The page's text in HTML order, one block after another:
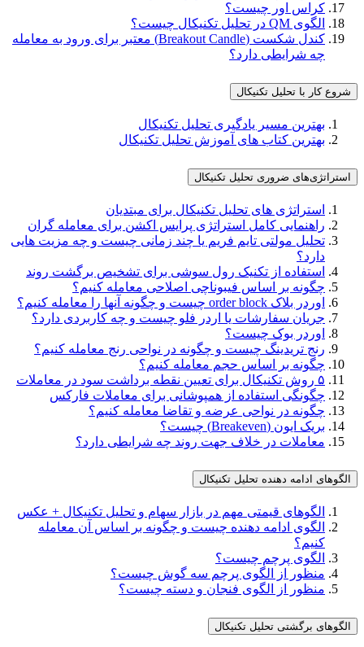
کراس اور چیست؟
الگوی QM در تحلیل تکنیکال چیست؟
کندل شکست (Breakout Candle) معتبر برای ورود به معامله
چه شرایطی دارد؟
شروع کار با تحلیل تکنیکال
بهترین مسیر یادگیری تحلیل تکنیکال
بهترین کتاب های آموزش تحلیل تکنیکال
استراتژی‌های ضروری تحلیل تکنیکال
استراتژی های تحلیل تکنیکال برای مبتدیان
راهنمایی کامل استراتژی پرایس اکشن برای معامله‌ گران
تحلیل مولتی تایم فریم یا چند زمانی چیست و چه مزیت هایی
دارد؟
استفاده از تکنیک رول سوشی برای تشخیص برگشت روند
چگونه بر اساس فیبوناچی اصلاحی معامله کنیم؟
اوردر بلاک order block چیست و چگونه آنها را معامله کنیم؟
جریان سفارشات یا اردر فلو چیست و چه کاربردی دارد؟
اوردر بوک چیست؟
رنج تریدینگ چیست و چگونه در نواحی رنج معامله کنیم؟
چگونه بر اساس حجم معامله کنیم؟
۵ روش تکنیکال برای تعیین نقطه برداشت سود در معاملات
چگونگی استفاده از همپوشانی برای معاملات فارکس
چگونه در نواحی عرضه و تقاضا معامله کنیم؟
بریک ایون (Breakeven) چیست؟
معاملات در خلاف جهت روند چه شرایطی دارد؟
الگوهای ادامه دهنده تحلیل تکنیکال
الگوهای قیمتی مهم در بازار سهام و تحلیل تکنیکال + عکس
الگوی ادامه دهنده چیست و چگونه بر اساس آن معامله
کنیم؟
الگوی پرچم چیست؟
منظور از الگوی پرچم‌ سه ‌گوش چیست؟
منظور از الگوی فنجان و دسته چیست؟
الگوهای برگشتی تحلیل تکنیکال